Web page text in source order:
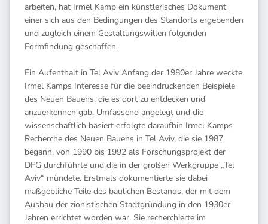
arbeiten, hat Irmel Kamp ein künstlerisches Dokument
einer sich aus den Bedingungen des Standorts ergebenden
und zugleich einem Gestaltungswillen folgenden
Formfindung geschaffen.
Ein Aufenthalt in Tel Aviv Anfang der 1980er Jahre weckte
Irmel Kamps Interesse für die beeindruckenden Beispiele
des Neuen Bauens, die es dort zu entdecken und
anzuerkennen gab. Umfassend angelegt und die
wissenschaftlich basiert erfolgte daraufhin Irmel Kamps
Recherche des Neuen Bauens in Tel Aviv, die sie 1987
begann, von 1990 bis 1992 als Forschungsprojekt der
DFG durchführte und die in der großen Werkgruppe „Tel
Aviv“ mündete. Erstmals dokumentierte sie dabei
maßgebliche Teile des baulichen Bestands, der mit dem
Ausbau der zionistischen Stadtgründung in den 1930er
Jahren errichtet worden war. Sie recherchierte im